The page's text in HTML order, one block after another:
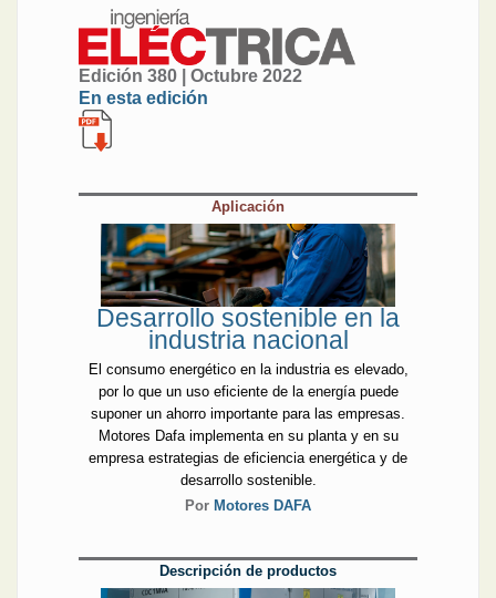
Edición 380 | Octubre 2022
En esta edición
Aplicación
Desarrollo sostenible en la
industria nacional
El consumo energético en la industria es elevado,
por lo que un uso eficiente de la energía puede
suponer un ahorro importante para las empresas.
Motores Dafa implementa en su planta y en su
empresa estrategias de eficiencia energética y de
desarrollo sostenible.
Por Motores DAFA
Descripción de productos